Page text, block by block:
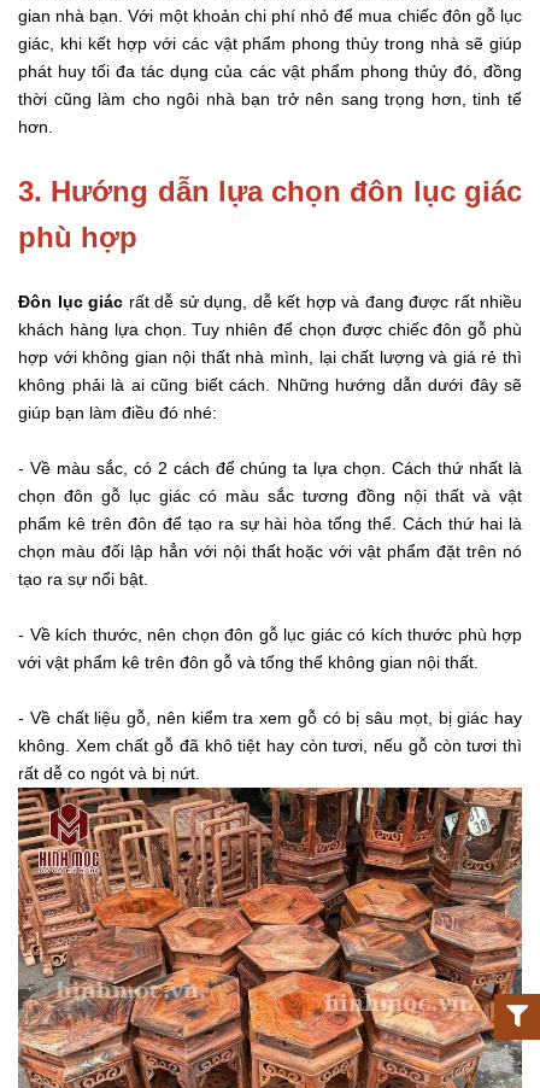
gian nhà bạn. Với một khoản chi phí nhỏ để mua chiếc đôn gỗ lục
giác, khi kết hợp với các vật phẩm phong thủy trong nhà sẽ giúp
phát huy tối đa tác dụng của các vật phẩm phong thủy đó, đồng
thời cũng làm cho ngôi nhà bạn trở nên sang trọng hơn, tinh tế
hơn.
3. Hướng dẫn lựa chọn đôn lục giác
phù hợp
Đôn lục giác rất dễ sử dụng, dễ kết hợp và đang được rất nhiều
khách hàng lựa chọn. Tuy nhiên để chọn được chiếc đôn gỗ phù
hợp với không gian nội thất nhà mình, lại chất lượng và giá rẻ thì
không phải là ai cũng biết cách. Những hướng dẫn dưới đây sẽ
giúp bạn làm điều đó nhé:
- Về màu sắc, có 2 cách để chúng ta lựa chọn. Cách thứ nhất là
chọn đôn gỗ lục giác có màu sắc tương đồng nội thất và vật
phẩm kê trên đôn để tạo ra sự hài hòa tổng thể. Cách thứ hai là
chọn màu đối lập hẳn với nội thất hoặc với vật phẩm đặt trên nó
tạo ra sự nổi bật.
- Về kích thước, nên chọn đôn gỗ lục giác có kích thước phù hợp
với vật phẩm kê trên đôn gỗ và tổng thể không gian nội thất.
- Về chất liệu gỗ, nên kiểm tra xem gỗ có bị sâu mọt, bị giác hay
không. Xem chất gỗ đã khô tiệt hay còn tươi, nếu gỗ còn tươi thì
rất dễ co ngót và bị nứt.